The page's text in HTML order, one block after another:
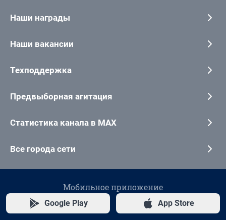
Наши награды
Наши вакансии
Техподдержка
Предвыборная агитация
Статистика канала в MAX
Все города сети
Мобильное приложение
Google Play App Store